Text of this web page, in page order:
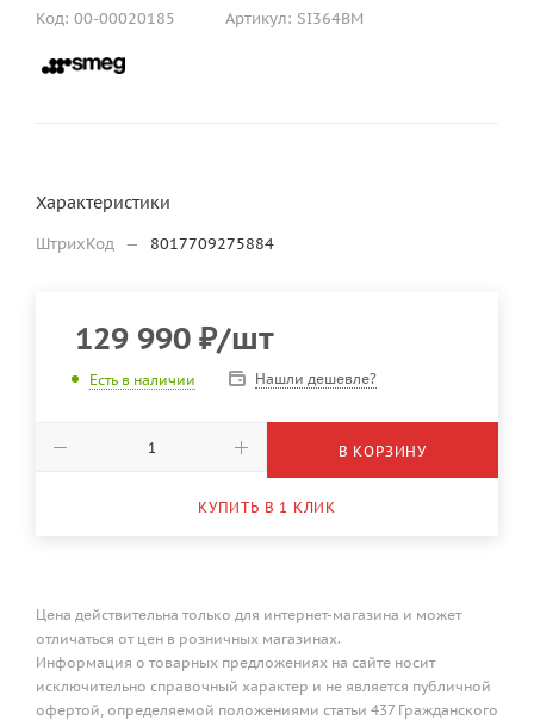
Код: 00-00020185 Артикул: SI364BM
Характеристики
ШтрихКод — 8017709275884
129 990 ₽/шт
Есть в наличии Нашли дешевле?
В КОРЗИНУ
КУПИТЬ В 1 КЛИК
Цена действительна только для интернет-магазина и может
отличаться от цен в розничных магазинах.
Информация о товарных предложениях на сайте носит
исключительно справочный характер и не является публичной
офертой, определяемой положениями статьи 437 Гражданского